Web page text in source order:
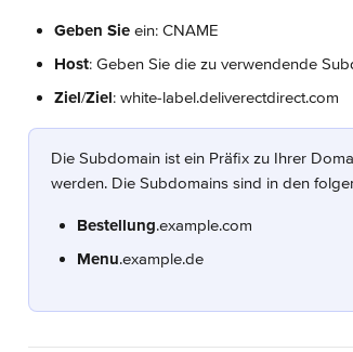
Geben Sie ein: CNAME
Host: Geben Sie die zu verwendende
Ziel/Ziel: white-label.deliverectdirect.com
Die Subdomain ist ein Präfix zu Ihrer
werden. Die Subdomains sind in den
Bestellung.example.com
Menu.example.de